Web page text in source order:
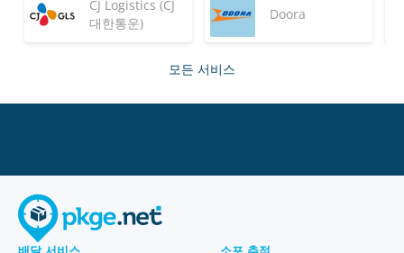
CJ Logistics (CJ
대한통운)
Doora
모든 서비스